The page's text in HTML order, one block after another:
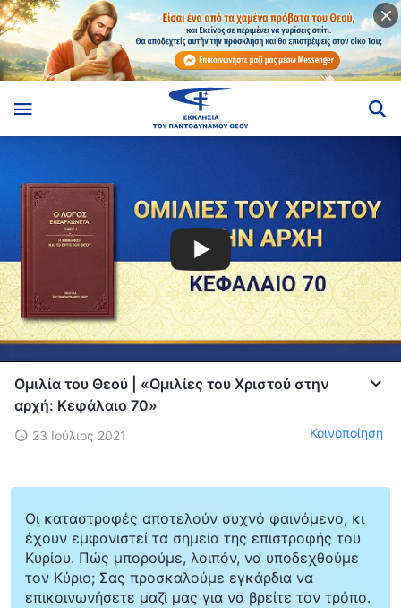
Ομιλία του Θεού | «Ομιλίες του Χριστού στην
αρχή: Κεφάλαιο 70»
23 Ιούλιος 2021 Κοινοποίηση
Οι καταστροφές αποτελούν συχνό φαινόμενο, κι
έχουν εμφανιστεί τα σημεία της επιστροφής του
Κυρίου. Πώς μπορούμε, λοιπόν, να υποδεχθούμε
τον Κύριο; Σας προσκαλούμε εγκάρδια να
επικοινωνήσετε μαζί μας για να βρείτε τον τρόπο.